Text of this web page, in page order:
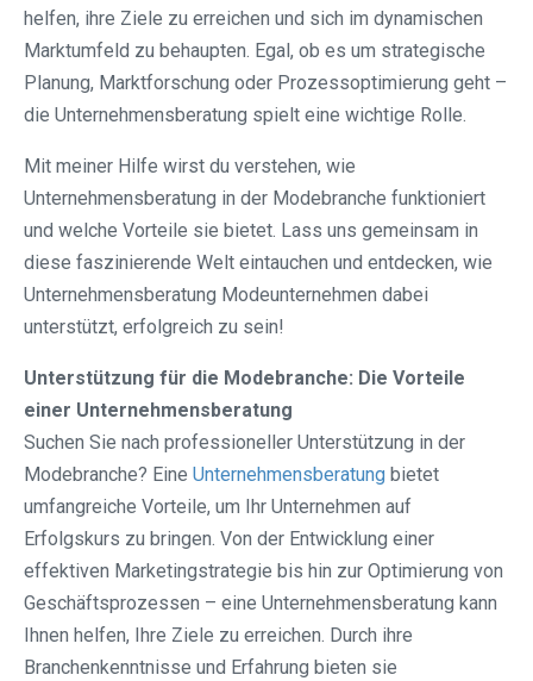
helfen, ihre Ziele zu erreichen und sich im dynamischen
Marktumfeld zu behaupten. Egal, ob es um strategische
Planung, Marktforschung oder Prozessoptimierung geht –
die Unternehmensberatung spielt eine wichtige Rolle.
Mit meiner Hilfe wirst du verstehen, wie
Unternehmensberatung in der Modebranche funktioniert
und welche Vorteile sie bietet. Lass uns gemeinsam in
diese faszinierende Welt eintauchen und entdecken, wie
Unternehmensberatung Modeunternehmen dabei
unterstützt, erfolgreich zu sein!
Unterstützung für die Modebranche: Die Vorteile
einer Unternehmensberatung
Suchen Sie nach professioneller Unterstützung in der
Modebranche? Eine Unternehmensberatung bietet
umfangreiche Vorteile, um Ihr Unternehmen auf
Erfolgskurs zu bringen. Von der Entwicklung einer
effektiven Marketingstrategie bis hin zur Optimierung von
Geschäftsprozessen – eine Unternehmensberatung kann
Ihnen helfen, Ihre Ziele zu erreichen. Durch ihre
Branchenkenntnisse und Erfahrung bieten sie